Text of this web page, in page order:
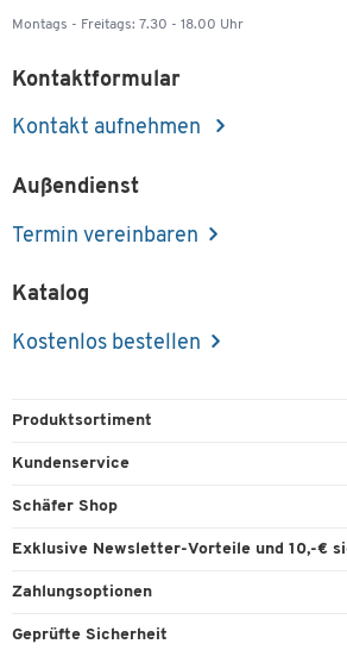
Montags - Freitags: 7.30 - 18.00 Uhr
Kontaktformular
Kontakt aufnehmen
Außendienst
Termin vereinbaren
Katalog
Kostenlos bestellen
Produktsortiment
Büroausstattung
Reinigung & Hygiene
Technik
Kundenservice
Direktbestellung
Kontaktformulare
Lieferinformationen
Schäfer Shop
Services & Leistungen
Exklusive Newsletter-Vorteile und 10,-€
Willkommensgutschein
Zahlungsoptionen
Paypal
Geprüfte Sicherheit